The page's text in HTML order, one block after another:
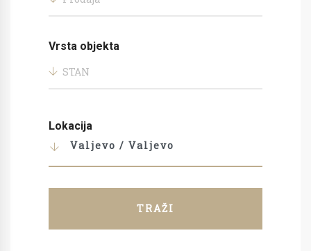
Vrsta objekta
STAN
Lokacija
Valjevo / Valjevo
TRAŽI